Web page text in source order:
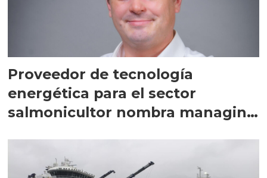
Proveedor de tecnología
energética para el sector
salmonicultor nombra managing